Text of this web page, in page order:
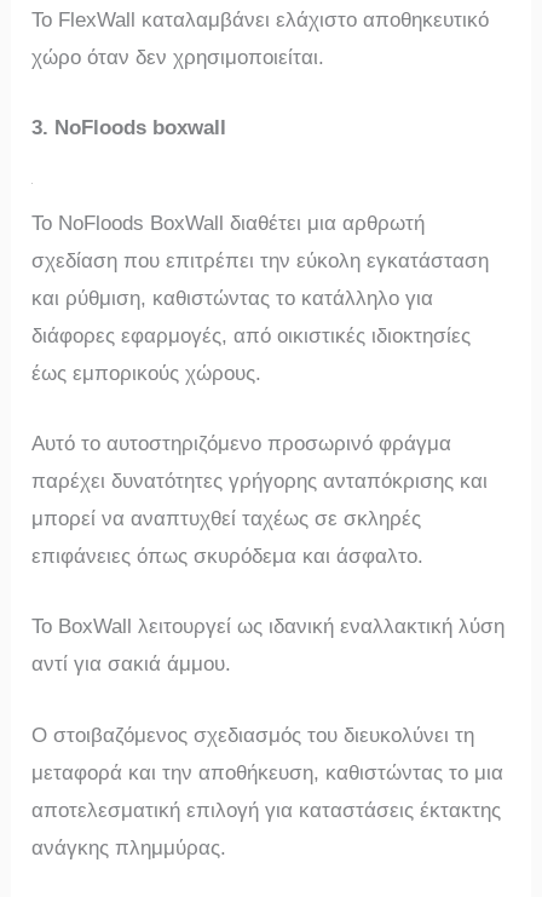
Το FlexWall καταλαμβάνει ελάχιστο αποθηκευτικό
χώρο όταν δεν χρησιμοποιείται.
3. NoFloods boxwall
Το NoFloods BoxWall διαθέτει μια αρθρωτή
σχεδίαση που επιτρέπει την εύκολη εγκατάσταση
και ρύθμιση, καθιστώντας το κατάλληλο για
διάφορες εφαρμογές, από οικιστικές ιδιοκτησίες
έως εμπορικούς χώρους.
Αυτό το αυτοστηριζόμενο προσωρινό φράγμα
παρέχει δυνατότητες γρήγορης ανταπόκρισης και
μπορεί να αναπτυχθεί ταχέως σε σκληρές
επιφάνειες όπως σκυρόδεμα και άσφαλτο.
Το BoxWall λειτουργεί ως ιδανική εναλλακτική λύση
αντί για σακιά άμμου.
Ο στοιβαζόμενος σχεδιασμός του διευκολύνει τη
μεταφορά και την αποθήκευση, καθιστώντας το μια
αποτελεσματική επιλογή για καταστάσεις έκτακτης
ανάγκης πλημμύρας.